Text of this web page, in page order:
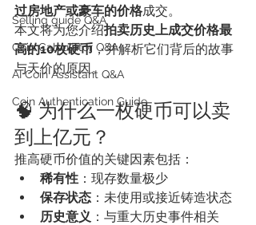
Selling guide Q&A
Coin Calculator Q&A
AI Coin Assistant Q&A
Coin Authentication Guide
过房地产或豪车的价格成交。
本文将为您介绍拍卖历史上成交价格最
高的10枚硬币 ，并解析它们背后的故事
与天价的原因。
🧠 为什么一枚硬币可以卖
到上亿元？
推高硬币价值的关键因素包括：
稀有性 ：现存数量极少
保存状态 ：未使用或接近铸造状态
历史意义 ：与重大历史事件相关